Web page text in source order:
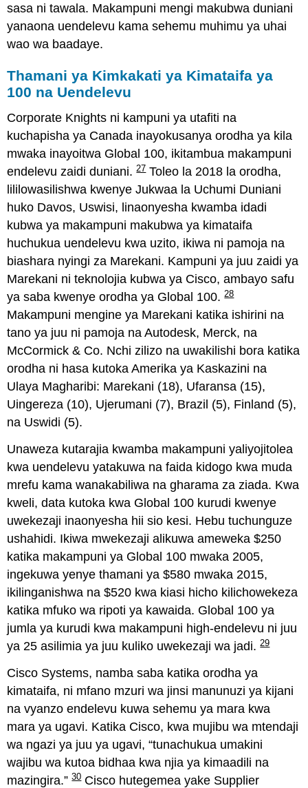
sasa ni tawala. Makampuni mengi makubwa duniani
yanaona uendelevu kama sehemu muhimu ya uhai
wao wa baadaye.
Thamani ya Kimkakati ya Kimataifa ya
100 na Uendelevu
Corporate Knights ni kampuni ya utafiti na
kuchapisha ya Canada inayokusanya orodha ya kila
mwaka inayoitwa Global 100, ikitambua makampuni
endelevu zaidi duniani.27Toleo la 2018 la orodha,
lililowasilishwa kwenye Jukwaa la Uchumi Duniani
huko Davos, Uswisi, linaonyesha kwamba idadi
kubwa ya makampuni makubwa ya kimataifa
huchukua uendelevu kwa uzito, ikiwa ni pamoja na
biashara nyingi za Marekani. Kampuni ya juu zaidi ya
Marekani ni teknolojia kubwa ya Cisco, ambayo safu
ya saba kwenye orodha ya Global 100.28
Makampuni mengine ya Marekani katika ishirini na
tano ya juu ni pamoja na Autodesk, Merck, na
McCormick & Co. Nchi zilizo na uwakilishi bora katika
orodha ni hasa kutoka Amerika ya Kaskazini na
Ulaya Magharibi: Marekani (18), Ufaransa (15),
Uingereza (10), Ujerumani (7), Brazil (5), Finland (5),
na Uswidi (5).
Unaweza kutarajia kwamba makampuni yaliyojitolea
kwa uendelevu yatakuwa na faida kidogo kwa muda
mrefu kama wanakabiliwa na gharama za ziada. Kwa
kweli, data kutoka kwa Global 100 kurudi kwenye
uwekezaji inaonyesha hii sio kesi. Hebu tuchunguze
ushahidi. Ikiwa mwekezaji alikuwa ameweka $250
katika makampuni ya Global 100 mwaka 2005,
ingekuwa yenye thamani ya $580 mwaka 2015,
ikilinganishwa na $520 kwa kiasi hicho kilichowekeza
katika mfuko wa ripoti ya kawaida. Global 100 ya
jumla ya kurudi kwa makampuni high-endelevu ni juu
ya 25 asilimia ya juu kuliko uwekezaji wa jadi.29
Cisco Systems, namba saba katika orodha ya
kimataifa, ni mfano mzuri wa jinsi manunuzi ya kijani
na vyanzo endelevu kuwa sehemu ya mara kwa
mara ya ugavi. Katika Cisco, kwa mujibu wa mtendaji
wa ngazi ya juu ya ugavi, “tunachukua umakini
wajibu wa kutoa bidhaa kwa njia ya kimaadili na
mazingira.”30Cisco hutegemea yake Supplier